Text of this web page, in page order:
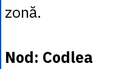
zonă.
Nod: Codlea